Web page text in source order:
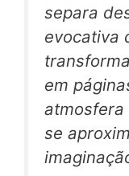
separa
evocativa
em
atmosfera
se